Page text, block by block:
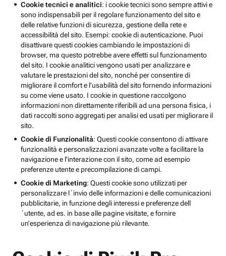
Cookie tecnici e analitici: i cookie tecnici sono sempre attivi e
sono indispensabili per il regolare funzionamento del sito e
delle relative funzioni di sicurezza, gestione della rete e
accessibilità del sito. Esempi: cookie di autenticazione. Puoi
disattivare questi cookies cambiando le impostazioni di
browser, ma questo potrebbe avere effetti sul funzionamento
del sito. I cookie analitici vengono usati per analizzare e
valutare le prestazioni del sito, nonché per consentire di
migliorare il comfort e l’usabilità del sito fornendo informazioni
su come viene usato. I cookie in questione raccolgono
informazioni non direttamente riferibili ad una persona fisica, i
dati raccolti sono aggregati per analisi ed usati per migliorare il
sito.
Cookie di Funzionalità: Questi cookie consentono di attivare
funzionalità e personalizzazioni avanzate volte a facilitare la
navigazione e l'interazione con il sito, come ad esempio
preferenze utente e precompilazione di campi.
Cookie di Marketing: Questi cookie sono utilizzati per
personalizzare l´invio delle informazioni e delle comunicazioni
pubblicitarie, in funzione degli interessi e preferenze dell
´utente, ad es. in base alle pagine visitate, e fornire
un’esperienza di navigazione più rilevante.